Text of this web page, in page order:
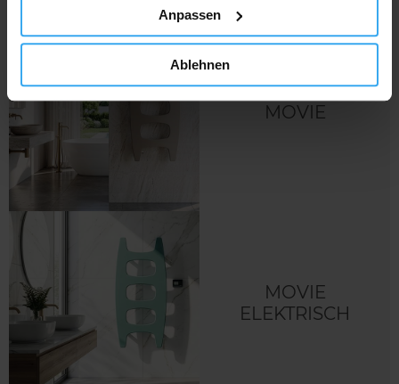
Anpassen
Ablehnen
MOVIE
MOVIE
ELEKTRISCH